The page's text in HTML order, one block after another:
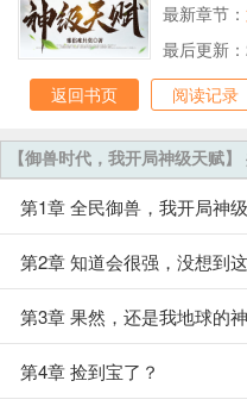
最新章节：
最后更新
返回书页
阅读记录
【御兽时代，我开局神级天赋
第1章 全民御兽，我开局神
第2章 知道会很强，没想到
第3章 果然，还是我地球的
第4章 捡到宝了？